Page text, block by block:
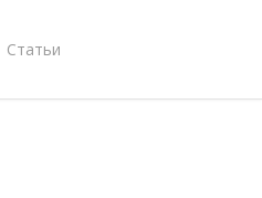
Статьи